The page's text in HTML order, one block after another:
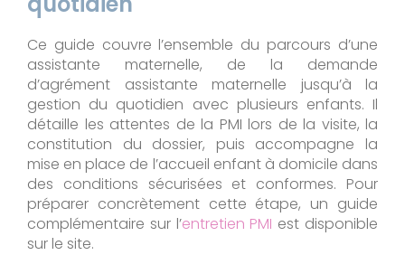
Ce guide couvre l’ensemble du parcours d’une
assistante maternelle, de la demande
d’agrément assistante maternelle jusqu’à la
gestion du quotidien avec plusieurs enfants. Il
détaille les attentes de la PMI lors de la visite, la
constitution du dossier, puis accompagne la
mise en place de l’accueil enfant à domicile dans
des conditions sécurisées et conformes. Pour
préparer concrètement cette étape, un guide
complémentaire sur l’entretien PMI est disponible
sur le site.